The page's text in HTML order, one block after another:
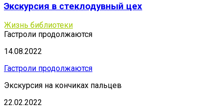
Экскурсия в стеклодувный цех
Жизнь библиотеки
Гастроли продолжаются
14.08.2022
Гастроли продолжаются
Экскурсия на кончиках пальцев
22.02.2022